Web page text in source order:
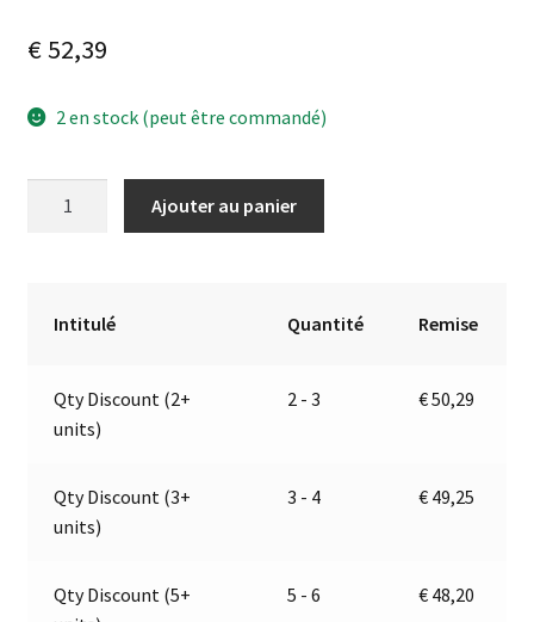
€52,39
2 en stock (peut être commandé)
12V
Jokon
Ajouter au panier
Intitulé Quantité Remise
Qty Discount (2+
units)
2 - 3 €50,29
Qty Discount (3+
units)
3 - 4 € 49,25
Qty Discount (5+
5 - 6 € 48,20